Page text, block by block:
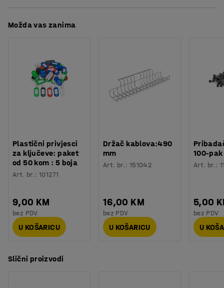
Možda vas zanima
Plastični privjesci
za ključeve: paket
od 50 kom : 5 boja
Art. br.:101271
9,00 KM
bez PDV
U KOŠARICU
Držač kablova:490
mm
Art. br.: 151042
16,00 KM
bez PDV
U KOŠARICU
100-pak
Art. br.:
5,00
bez PDV
U
Slični proizvodi